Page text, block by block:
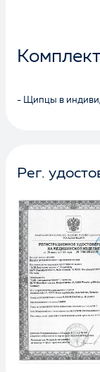
- Щипцы в
Рег.